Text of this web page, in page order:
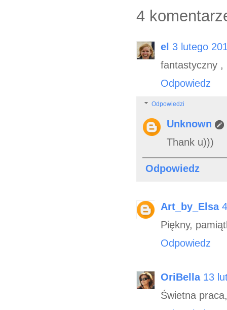
4
el 3 lutego
fantastyczny ,
Odpowiedz
Odpowiedzi
Unknown
Thank u)))
Odpowiedz
Art_by_Elsa
Piękny,
Odpowiedz
OriBella 13
Świetna